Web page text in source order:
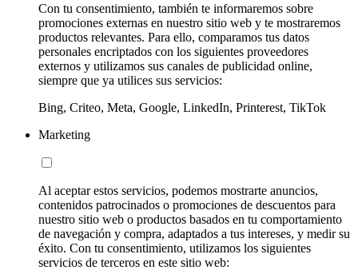
Con tu consentimiento, también te informaremos sobre
promociones externas en nuestro sitio web y te mostraremos
productos relevantes. Para ello, comparamos tus datos
personales encriptados con los siguientes proveedores
externos y utilizamos sus canales de publicidad online,
siempre que ya utilices sus servicios:
Bing, Criteo, Meta, Google, LinkedIn, Printerest, TikTok
Marketing
Al aceptar estos servicios, podemos mostrarte anuncios,
contenidos patrocinados o promociones de descuentos para
nuestro sitio web o productos basados en tu comportamiento
de navegación y compra, adaptados a tus intereses, y medir su
éxito. Con tu consentimiento, utilizamos los siguientes
servicios de terceros en este sitio web: